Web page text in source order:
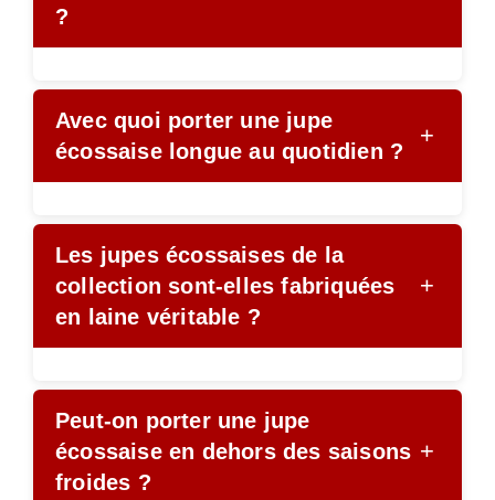
?
Avec quoi porter une jupe
écossaise longue au quotidien ?
+
Les jupes écossaises de la
collection sont-elles fabriquées
en laine véritable ?
+
Peut-on porter une jupe
écossaise en dehors des saisons
froides ?
+